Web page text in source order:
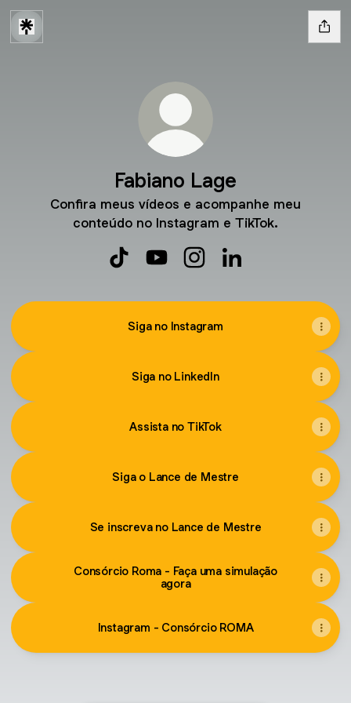
Fabiano Lage
Confira meus vídeos e acompanhe meu
conteúdo no Instagram e TikTok.
Siga no Instagram
Siga no LinkedIn
Assista no TikTok
Siga o Lance de Mestre
Se inscreva no Lance de Mestre
Consórcio Roma - Faça uma simulação
agora
Instagram - Consórcio ROMA